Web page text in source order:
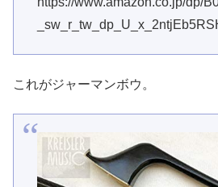
これがジャーマンボウ。